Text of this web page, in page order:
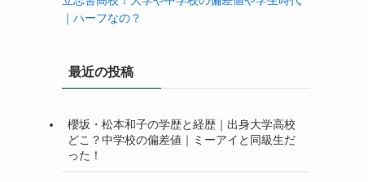
｜ハーフなの？
最近の投稿
櫻坂・松本和子の学歴と経歴｜出身大学高校
どこ？中学校の偏差値｜ミーアイと同級生だ
った！